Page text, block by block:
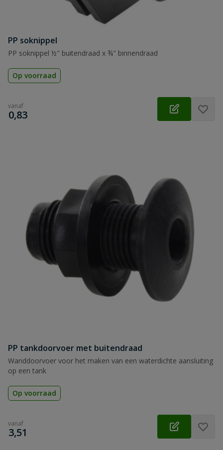
PP soknippel
PP soknippel ½" buitendraad x ¾" binnendraad
Op voorraad
vanaf
€
0,83
PP tankdoorvoer met buitendraad
Wanddoorvoer voor het maken van een waterdichte aansluiting
op een tank
Op voorraad
vanaf
€
3,51